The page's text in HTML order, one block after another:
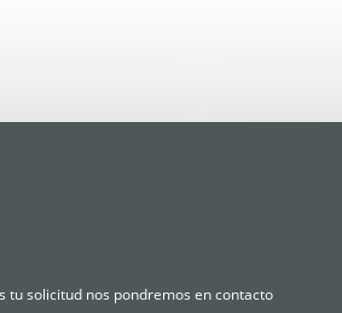
tu solicitud nos pondremos en contacto